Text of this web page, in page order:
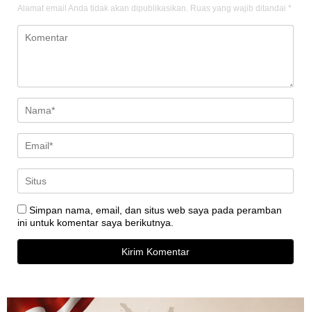
Alamat email Anda tidak akan dipublikasikan. Ruas yang wajib ditandai *
Simpan nama, email, dan situs web saya pada peramban
ini untuk komentar saya berikutnya.